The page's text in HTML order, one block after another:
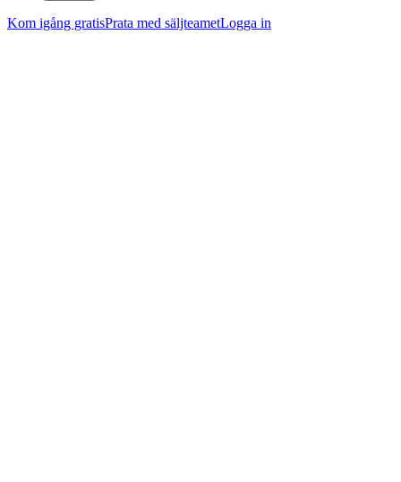
Kom igång gratisPrata med säljteametLogga in